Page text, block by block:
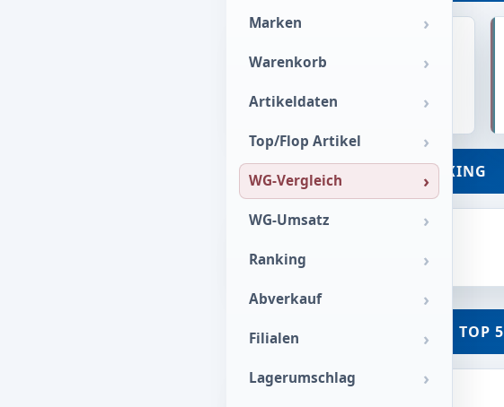
Marken
Warenkorb
Artikeldaten
Top/Flop Artikel
WG-Vergleich
WG-Umsatz
Ranking
Abverkauf
Filialen
Lagerumschlag
Angezeigte Gruppen
WARENGRUPPEN RANKING
UMSATZENTWICKLUNG TOP 5